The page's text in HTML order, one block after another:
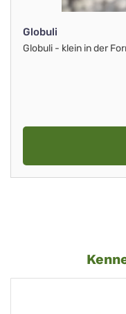
Globuli
Globuli - klein in der